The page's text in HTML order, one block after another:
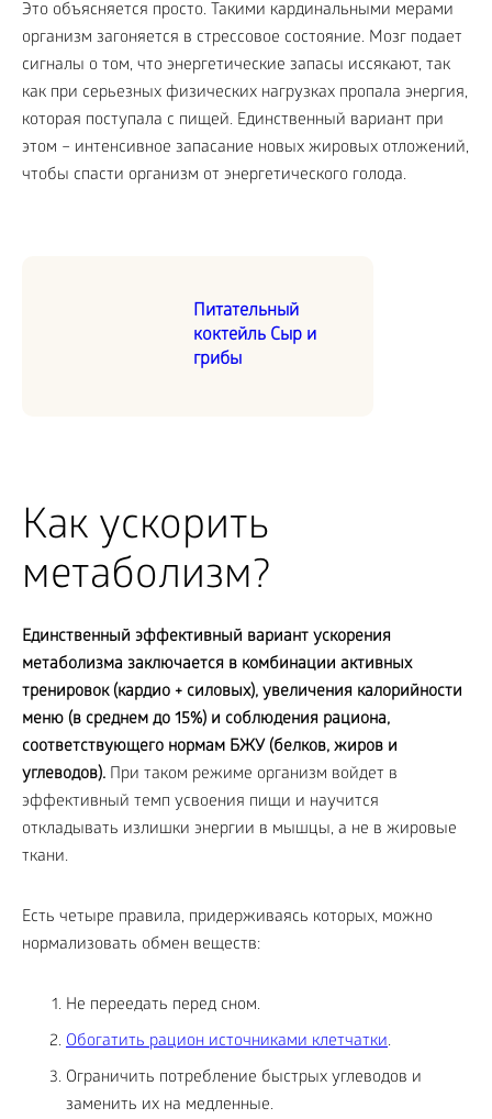
Это объясняется просто. Такими кардинальными мерами
организм загоняется в стрессовое состояние. Мозг подает
сигналы о том, что энергетические запасы иссякают, так
как при серьезных физических нагрузках пропала энергия,
которая поступала с пищей. Единственный вариант при
этом – интенсивное запасание новых жировых отложений,
чтобы спасти организм от энергетического голода.
Питательный
коктейль Сыр и
грибы
Как ускорить
метаболизм?
Единственный эффективный вариант ускорения
метаболизма заключается в комбинации активных
тренировок (кардио + силовых), увеличения калорийности
меню (в среднем до 15%) и соблюдения рациона,
соответствующего нормам БЖУ (белков, жиров и
углеводов). При таком режиме организм войдет в
эффективный темп усвоения пищи и научится
откладывать излишки энергии в мышцы, а не в жировые
ткани.
Есть четыре правила, придерживаясь которых, можно
нормализовать обмен веществ:
Не переедать перед сном.
Обогатить рацион источниками клетчатки.
Ограничить потребление быстрых углеводов и
заменить их на медленные.